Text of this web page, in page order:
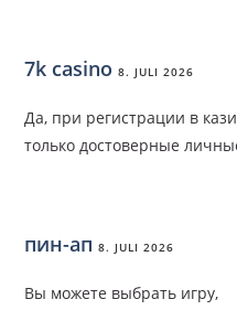
7k casino 8. JULI 2026
Да, при регистрации в
только достоверные
пин-ап 8. JULI 2026
Вы можете выбрать игру,